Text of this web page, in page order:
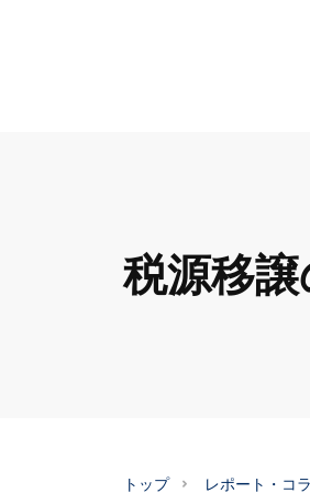
税源移
トップ レポート・コ